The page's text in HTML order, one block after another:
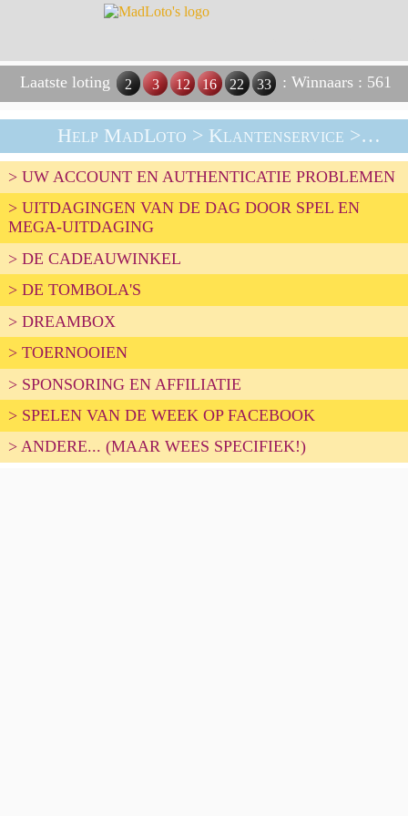
Laatste loting 2 3 12 16 22 33 : Winnaars : 561
Help MadLoto > Klantenservice > Een Aanvraag Indienen
> UW ACCOUNT EN AUTHENTICATIE PROBLEMEN
> UITDAGINGEN VAN DE DAG DOOR SPEL EN
MEGA-UITDAGING
> DE CADEAUWINKEL
> DE TOMBOLA'S
> DREAMBOX
> TOERNOOIEN
> SPONSORING EN AFFILIATIE
> SPELEN VAN DE WEEK OP FACEBOOK
> ANDERE... (MAAR WEES SPECIFIEK!)